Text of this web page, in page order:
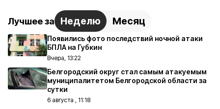
Лучшее за Неделю Месяц
Появились фото последствий ночной атаки
БПЛА на Губкин
Вчера, 13:22
Белгородский округ стал самым атакуемым
муниципалитетом Белгородской области за
сутки
6 августа , 11:18